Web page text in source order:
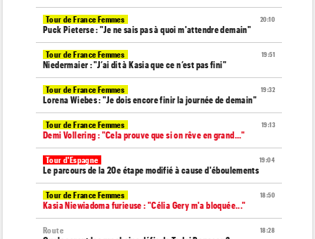
20:10
Tour de France Femmes
Puck Pieterse : "Je ne sais pas à quoi m'attendre demain"
19:51
Tour de France Femmes
Niedermaier : "J’ai dit à Kasia que ce n’est pas fini"
19:32
Tour de France Femmes
Lorena Wiebes : "Je dois encore finir la journée de demain"
19:13
Tour de France Femmes
Demi Vollering : "Cela prouve que si on rêve en grand..."
19:04
Tour d'Espagne
Le parcours de la 20e étape modifié à cause d'éboulements
18:50
Tour de France Femmes
Kasia Niewiadoma furieuse : "Célia Gery m'a bloquée..."
18:28
Route